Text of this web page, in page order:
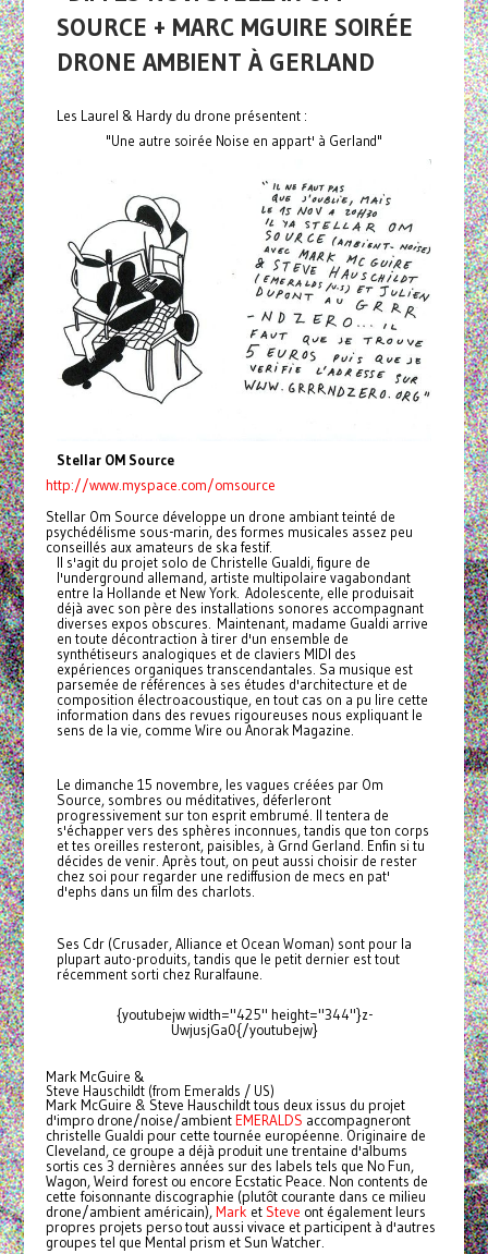
SOURCE + MARC MGUIRE SOIRÉE
DRONE AMBIENT À GERLAND
Les Laurel & Hardy du drone présentent :
"Une autre soirée Noise en appart' à Gerland"
Stellar OM Source
http://www.myspace.com/omsource
Stellar Om Source développe un drone ambiant teinté de
psychédélisme sous-marin, des formes musicales assez peu
conseillés aux amateurs de ska festif.
Il s'agit du projet solo de Christelle Gualdi, figure de
l'underground allemand, artiste multipolaire vagabondant
entre la Hollande et New York. Adolescente, elle produisait
déjà avec son père des installations sonores accompagnant
diverses expos obscures. Maintenant, madame Gualdi arrive
en toute décontraction à tirer d'un ensemble de
synthétiseurs analogiques et de claviers MIDI des
expériences organiques transcendantales. Sa musique est
parsemée de références à ses études d'architecture et de
composition électroacoustique, en tout cas on a pu lire cette
information dans des revues rigoureuses nous expliquant le
sens de la vie, comme Wire ou Anorak Magazine.
Le dimanche 15 novembre, les vagues créées par Om
Source, sombres ou méditatives, déferleront
progressivement sur ton esprit embrumé. Il tentera de
s'échapper vers des sphères inconnues, tandis que ton corps
et tes oreilles resteront, paisibles, à Grnd Gerland. Enfin si tu
décides de venir. Après tout, on peut aussi choisir de rester
chez soi pour regarder une rediffusion de mecs en pat'
d'ephs dans un film des charlots.
Ses Cdr (Crusader, Alliance et Ocean Woman) sont pour la
plupart auto-produits, tandis que le petit dernier est tout
récemment sorti chez Ruralfaune.
{youtubejw width="425" height="344"}z-
UwjusjGa0{/youtubejw}
Mark McGuire &
Steve Hauschildt (from Emeralds / US)
Mark McGuire & Steve Hauschildt tous deux issus du projet
d'impro drone/noise/ambientEMERALDS accompagneront
christelle Gualdi pour cette tournée européenne. Originaire de
Cleveland, ce groupe a déjà produit une trentaine d'albums
sortis ces 3 dernières années sur des labels tels que No Fun,
Wagon, Weird forest ou encore Ecstatic Peace. Non contents de
cette foisonnante discographie (plutôt courante dans ce milieu
drone/ambient américain),Mark et Steve ont également leurs
propres projets perso tout aussi vivace et participent à d'autres
groupes tel que Mental prism et Sun Watcher.